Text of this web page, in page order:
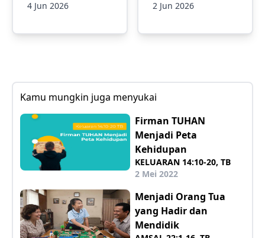
4 Jun 2026
2 Jun 2026
Kamu mungkin juga menyukai
Firman TUHAN
Menjadi Peta
Kehidupan
KELUARAN 14:10-20, TB
2 Mei 2022
Menjadi Orang Tua
yang Hadir dan
Mendidik